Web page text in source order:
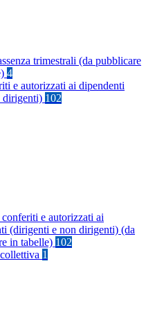
trimestrali (da pubblicare
4
e autorizzati ai dipendenti
dirigenti) 102
e autorizzati ai
(dirigenti e non dirigenti) (da
in tabelle) 102
1